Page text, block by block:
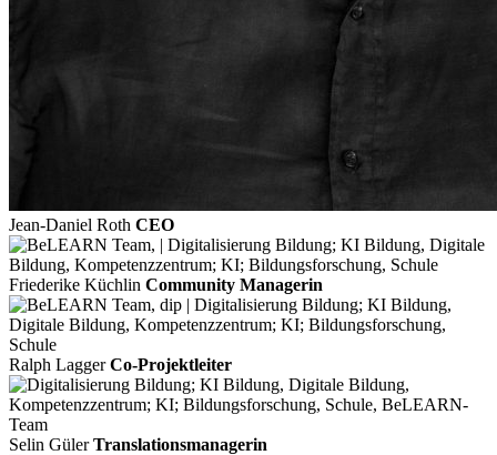
Jean-Daniel Roth CEO
Friederike Küchlin Community Managerin
Ralph Lagger Co-Projektleiter
Selin Güler Translationsmanagerin